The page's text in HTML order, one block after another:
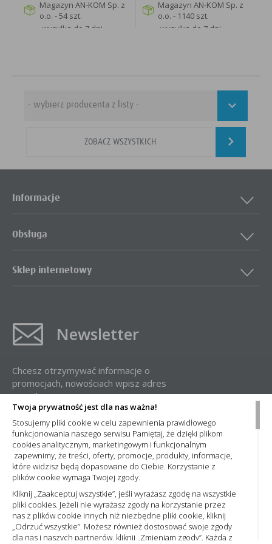
Twoja prywatność jest dla nas ważna!
Stosujemy pliki cookie w celu zapewnienia prawidłowego
funkcjonowania naszego serwisu Pamiętaj, że dzięki plikom
cookies analitycznym, marketingowym i funkcjonalnym
zapewnimy, że treści, oferty, promocje, produkty, informacje,
które widzisz będą dopasowane do Ciebie. Korzystanie z
plików cookie wymaga Twojej zgody.
Kliknij „Zaakceptuj wszystkie”, jeśli wyrażasz zgodę na wszystkie
pliki cookies. Jeżeli nie wyrażasz zgody na korzystanie przez
nas z plików cookie innych niż niezbędne pliki cookie, kliknij
„Odrzuć wszystkie”. Możesz również dostosować swoje zgody
dla nas i naszych partnerów, kliknij „Zmieniam zgody”. Każdą z
Magazyn AN-KOM Sp. z
o.o. - 54 szt.
wysyłka do 7 dni
Magazyn AN-KOM Sp. z
o.o. - 1140 szt.
wysyłka do 7 dni
ZOBACZ WSZYSTKICH
Informacje
Obsługa
Sklep internetowy
Newsletter
Chcesz otrzymywać informacje o
promocjach, nowościach wpisz adres
e-mail:
Administratorem Państwa danych osobowych jest Nowa Elektro Sp. z
o.o. Informacje dotyczące przetwarzania Państwa danych osobowych
oraz zasady, na jakich odbywa się ich przetwarzanie przez spółkę
Nowa Elektro Sp. z o.o. znajdą Państwo w naszejPolityce prywatności